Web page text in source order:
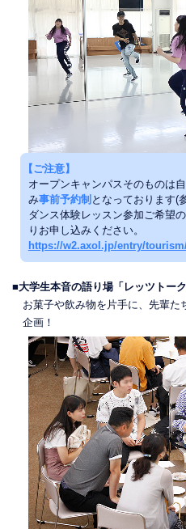
【ご注意】
オープンキャンパスそのものは
み事前予約制 となっております(
ダンス体験レッスン参加ご希望
りお申し込みください。
https://w2.axol.jp/entry/
■大学生本音の語り場「レッツトーク
お菓子や飲み物を片手に、先輩
企画！